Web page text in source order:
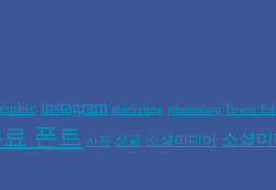
instagram marketing photoshop Power
폰트 사진 성공 소셜미디어 소셜